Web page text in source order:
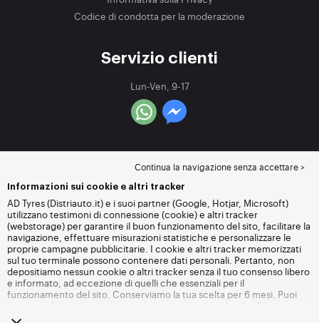
Codice di condotta per la moderazione
Servizio clienti
Lun-Ven, 9-17
Continua la navigazione senza accettare >
Informazioni sui cookie e altri tracker
AD Tyres (Distriauto.it) e i suoi partner (Google, Hotjar, Microsoft)
utilizzano testimoni di connessione (cookie) e altri tracker
(webstorage) per garantire il buon funzionamento del sito, facilitare la
navigazione, effettuare misurazioni statistiche e personalizzare le
proprie campagne pubblicitarie. I cookie e altri tracker memorizzati
sul tuo terminale possono contenere dati personali. Pertanto, non
depositiamo nessun cookie o altri tracker senza il tuo consenso libero
e informato, ad eccezione di quelli che essenziali per il
funzionamento del sito. Conserviamo la tua scelta per 6 mesi. Puoi
revocare il tuo consenso in qualsiasi momento andando alla
dei cookie e altri tracker